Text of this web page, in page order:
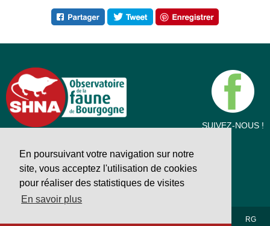
En poursuivant votre navigation sur notre
site, vous acceptez l'utilisation de cookies
pour réaliser des statistiques de visites
En savoir plus
38 Avenue Charles de Gaulle · 71400 Autun
03 86 78 79 72
contact@shna.fr
SUIVEZ-NOUS !
RG